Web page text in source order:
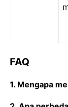
FAQ
1. Mengapa